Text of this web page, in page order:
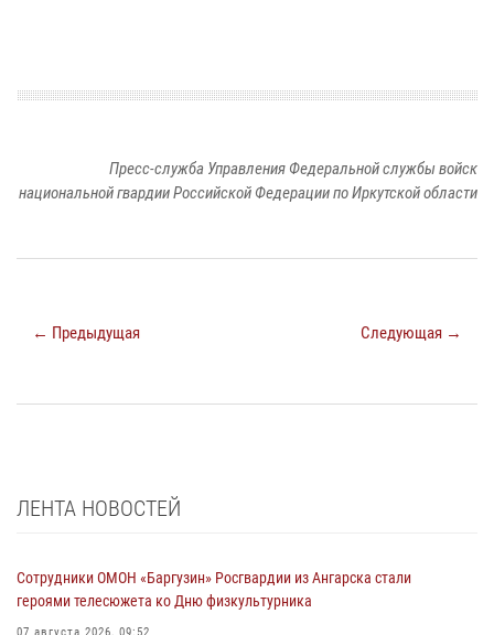
Пресс-служба Управления Федеральной службы войск
национальной гвардии Российской Федерации по Иркутской области
← Предыдущая Следующая →
ЛЕНТА НОВОСТЕЙ
Сотрудники ОМОН «Баргузин» Росгвардии из Ангарска стали
героями телесюжета ко Дню физкультурника
07 августа 2026, 09:52